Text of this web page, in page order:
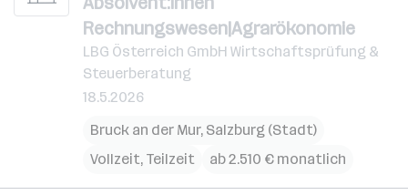
Rechnungswesen|Agrarökonomie
LBG Österreich GmbH Wirtschaftsprüfung &
Steuerberatung
18.5.2026
Bruck an der Mur, Salzburg (Stadt)
Vollzeit, Teilzeit
ab 2.510 € monatlich